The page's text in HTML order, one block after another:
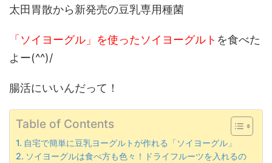
太田胃散から新発売の豆乳専用種菌
「ソイヨーグル」を使ったソイヨーグルト を食べた
よー(^^)/
腸活にいいんだって！
Table of Contents
自宅で簡単に豆乳ヨーグルトが作れる「ソイヨーグル」
ソイヨーグルは食べ方も色々！ドライフルーツを入れるの